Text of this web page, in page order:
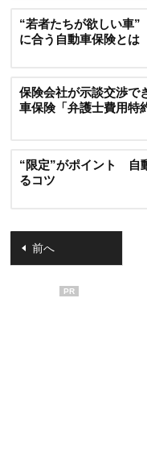
“若者たちが欲しい車
に合う自動車保険とは
保険会社が示談交渉
車保険「弁護士費用特
“限定”がポイント 自
るコツ
前へ
PR